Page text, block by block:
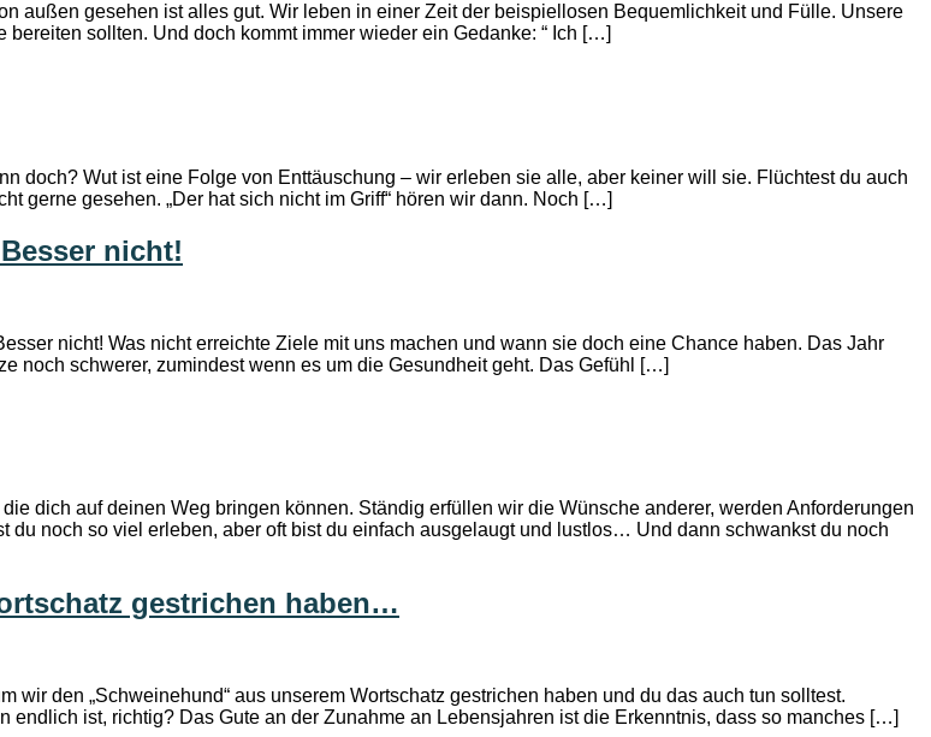
außen gesehen ist alles gut. Wir leben in einer Zeit der beispiellosen Bequemlichkeit und Fülle. Unsere
sollten. Und doch kommt immer wieder ein Gedanke: “ Ich […]
doch? Wut ist eine Folge von Enttäuschung – wir erleben sie alle, aber keiner will sie. Flüchtest du auch
gerne gesehen. „Der hat sich nicht im Griff“ hören wir dann. Noch […]
nicht!
nicht! Was nicht erreichte Ziele mit uns machen und wann sie doch eine Chance haben. Das Jahr
noch schwerer, zumindest wenn es um die Gesundheit geht. Das Gefühl […]
dich auf deinen Weg bringen können. Ständig erfüllen wir die Wünsche anderer, werden Anforderungen
noch so viel erleben, aber oft bist du einfach ausgelaugt und lustlos… Und dann schwankst du noch
gestrichen haben…
den „Schweinehund“ aus unserem Wortschatz gestrichen haben und du das auch tun solltest.
endlich ist, richtig? Das Gute an der Zunahme an Lebensjahren ist die Erkenntnis, dass so manches […]